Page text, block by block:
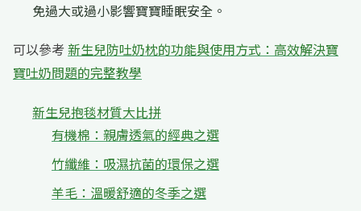
免過大或過小影響寶寶睡眠安全。
可以參考新生兒防吐奶枕的功能與使用方式：高效解決寶
寶吐奶問題的完整教學
新生兒抱毯材質大比拼
有機棉：親膚透氣的經典之選
竹纖維：吸濕抗菌的環保之選
羊毛：溫暖舒適的冬季之選